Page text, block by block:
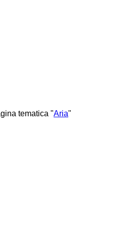
tematica "Aria"